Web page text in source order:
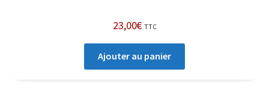
23,00€ TTC
Ajouter au panier